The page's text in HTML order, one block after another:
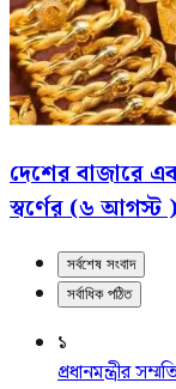
দেশের বাজারে
স্বর্ণের (৬ আগস্ট
সর্বশেষ সংবাদ
সর্বাধিক পঠিত
১
প্রধানমন্ত্রীর